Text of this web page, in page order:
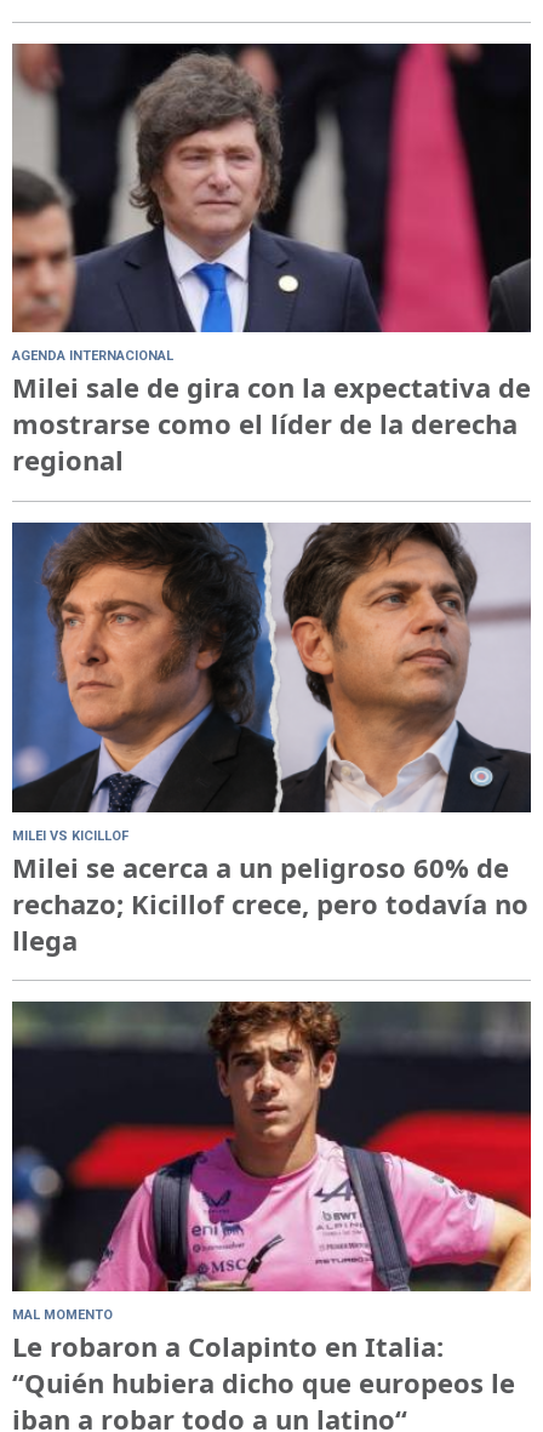
AGENDA INTERNACIONAL
Milei sale de gira con la expectativa de
mostrarse como el líder de la derecha
regional
MILEI VS KICILLOF
Milei se acerca a un peligroso 60% de
rechazo; Kicillof crece, pero todavía no
llega
MAL MOMENTO
Le robaron a Colapinto en Italia:
“Quién hubiera dicho que europeos le
iban a robar todo a un latino“